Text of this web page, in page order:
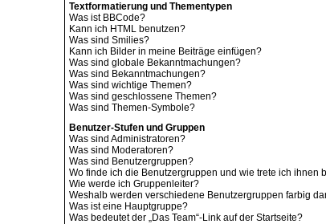
Textformatierung und Thementypen
Was ist BBCode?
Kann ich HTML benutzen?
Was sind Smilies?
Kann ich Bilder in meine Beiträge einfügen?
Was sind globale Bekanntmachungen?
Was sind Bekanntmachungen?
Was sind wichtige Themen?
Was sind geschlossene Themen?
Was sind Themen-Symbole?
Benutzer-Stufen und Gruppen
Was sind Administratoren?
Was sind Moderatoren?
Was sind Benutzergruppen?
Wo finde ich die Benutzergruppen und wie trete ich ihnen
Wie werde ich Gruppenleiter?
Weshalb werden verschiedene Benutzergruppen farbig
Was ist eine Hauptgruppe?
Was bedeutet der „Das Team“-Link auf der Startseite?